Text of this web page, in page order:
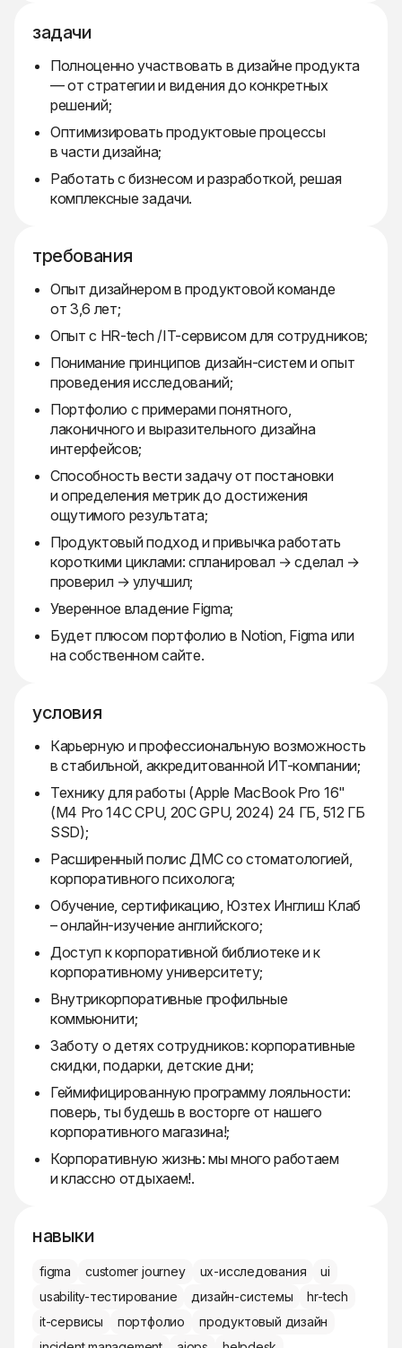
задачи
Полноценно участвовать в дизайне продукта
— от стратегии и видения до конкретных
решений;
Оптимизировать продуктовые процессы
в части дизайна;
Работать с бизнесом и разработкой, решая
комплексные задачи.
требования
Опыт дизайнером в продуктовой команде
от 3,6 лет;
Опыт с HR-tech /IT-сервисом для сотрудников;
Понимание принципов дизайн‑систем и опыт
проведения исследований;
Портфолио с примерами понятного,
лаконичного и выразительного дизайна
интерфейсов;
Способность вести задачу от постановки
и определения метрик до достижения
ощутимого результата;
Продуктовый подход и привычка работать
короткими циклами: спланировал → сделал →
проверил → улучшил;
Уверенное владение Figma;
Будет плюсом портфолио в Notion, Figma или
на собственном сайте.
условия
Карьерную и профессиональную возможность
в стабильной, аккредитованной ИТ-компании;
Технику для работы (Apple MacBook Pro 16"
(M4 Pro 14C CPU, 20C GPU, 2024) 24 ГБ, 512 ГБ
SSD);
Расширенный полис ДМС со стоматологией,
корпоративного психолога;
Обучение, сертификацию, Юзтех Инглиш Клаб
– онлайн‑изучение английского;
Доступ к корпоративной библиотеке и к
корпоративному университету;
Внутрикорпоративные профильные
коммьюнити;
Заботу о детях сотрудников: корпоративные
скидки, подарки, детские дни;
Геймифицированную программу лояльности:
поверь, ты будешь в восторге от нашего
корпоративного магазина!;
Корпоративную жизнь: мы много работаем
и классно отдыхаем!.
навыки
figma customer journey ux-исследования
ui
usability-тестирование
дизайн-системы
hr-tech
it-сервисы
портфолио
продуктовый дизайн